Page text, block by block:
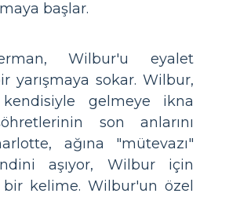
başlar.
Wilbur'u eyalet
yarışmaya sokar. Wilbur,
gelmeye ikna
son anlarını
ağına "mütevazı"
aşıyor, Wilbur için
kelime. Wilbur'un özel